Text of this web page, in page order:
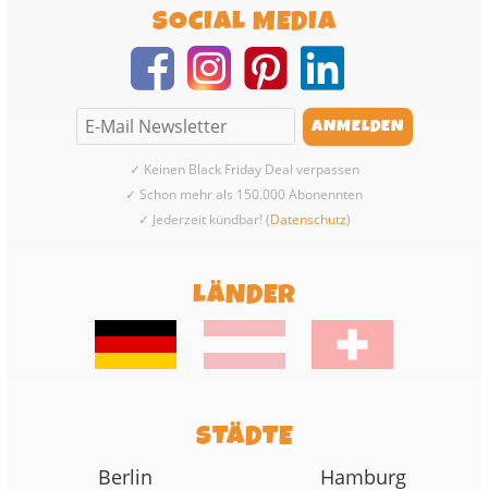
SOCIAL MEDIA
✓ Keinen Black Friday Deal verpassen
✓ Schon mehr als 150.000 Abonennten
✓ Jederzeit kündbar! (Datenschutz)
LÄNDER
STÄDTE
Berlin
Hamburg